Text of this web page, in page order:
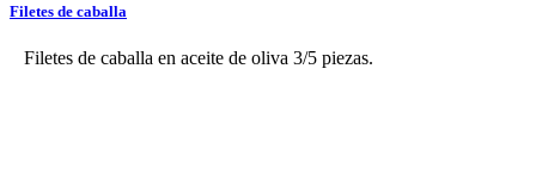
Filetes de caballa
Filetes de caballa en aceite de oliva 3/5 piezas.